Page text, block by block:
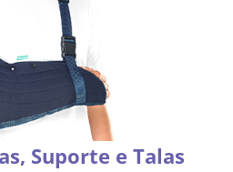
Suporte e Talas